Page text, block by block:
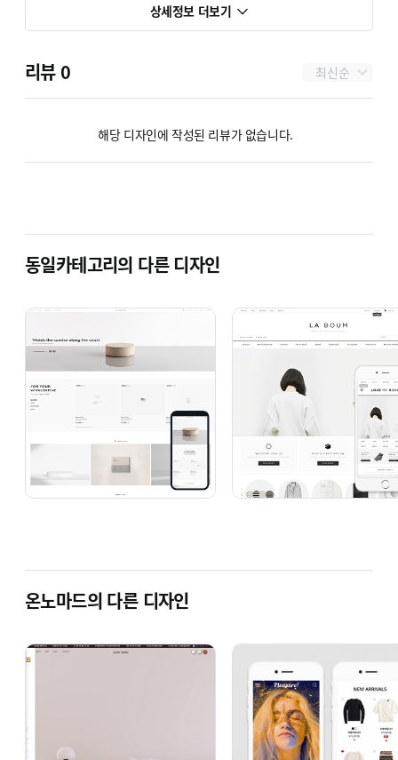
상세정보 더보기
리뷰0 최신순
해당 디자인에 작성된 리뷰가 없습니다.
동일카테고리의 다른 디자인
온노마드의 다른 디자인